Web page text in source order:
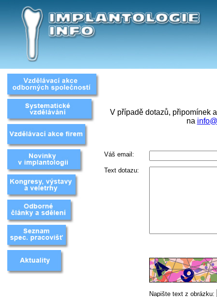
V případě dotazů, připomínek
na
Váš email:
Text dotazu:
Napište text z obrázku: